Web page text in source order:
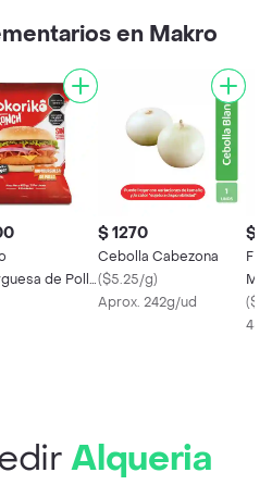
en Makro
de Pollo
$ 1270
Cebolla Cabezona
($5.25/g)
Aprox. 242g/ud
$
(
Alqueria